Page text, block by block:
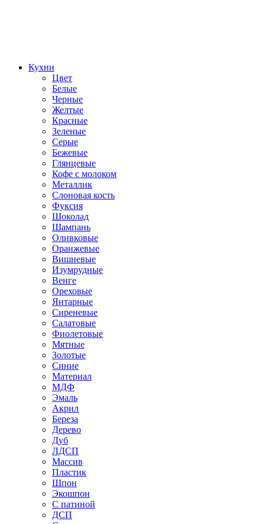
Кухни
Цвет
Белые
Черные
Желтые
Красные
Зеленые
Серые
Бежевые
Глянцевые
Кофе с молоком
Металлик
Слоновая кость
Фуксия
Шоколад
Шампань
Оливковые
Оранжевые
Вишневые
Изумрудные
Венге
Ореховые
Янтарные
Сиреневые
Салатовые
Фиолетовые
Мятные
Золотые
Синие
Материал
МДФ
Эмаль
Акрил
Береза
Дерево
Дуб
ЛДСП
Массив
Пластик
Шпон
Экошпон
С патиной
ДСП